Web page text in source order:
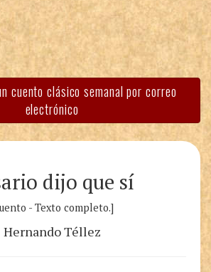
cuento clásico semanal por correo
electrónico
dijo que sí
- Texto completo.]
Hernando Téllez